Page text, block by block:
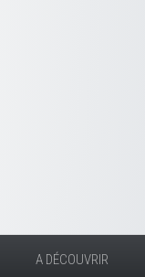
A DÉCOUVRIR